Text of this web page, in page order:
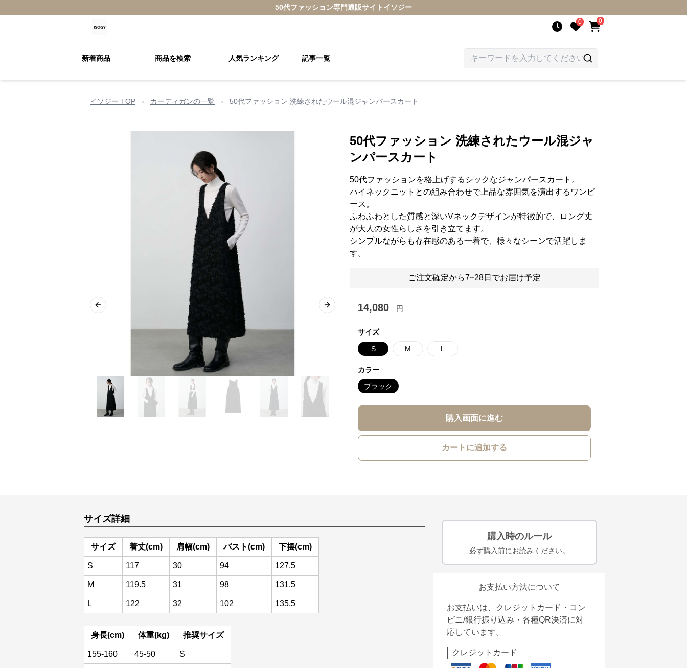
50代ファッション専門通販サイト イソジー
0 0
新着商品 商品を検索 人気ランキング 記事一覧
イソジー TOP › カーディガンの一覧 › 50代ファッション 洗練されたウール混ジャンパースカート
Previous slide Next slide
50代ファッション 洗練されたウール混ジャ
ンパースカート
50代ファッションを格上げするシックなジャンパースカート。
ハイネックニットとの組み合わせで上品な雰囲気を演出するワンピ
ース。
ふわふわとした質感と深いVネックデザインが特徴的で、ロング丈
が大人の女性らしさを引き立てます。
シンプルながらも存在感のある一着で、様々なシーンで活躍しま
す。
ご注文確定から7~28日でお届け予定
14,080 円
サイズ
S M L
カラー
ブラック
購入画面に進む
カートに追加する
サイズ詳細
サイズ 着丈(cm) 肩幅(cm) バスト(cm) 下摆(cm)
S 117 30 94 127.5
M 119.5 31 98 131.5
L 122 32 102 135.5
身長(cm) 体重(kg) 推奨サイズ
155-160 45-50 S
購入時のルール
必ず購入前にお読みください。
お支払い方法について
お支払いは、クレジットカード・コン
ビニ/銀行振り込み・各種QR決済に対
応しています。
クレジットカード